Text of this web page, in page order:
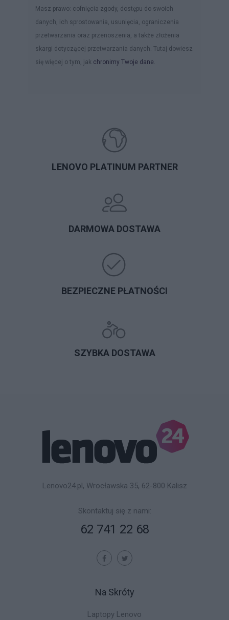
Masz prawo: cofnięcia zgody, dostępu do swoich
danych, ich sprostowania, usunięcia, ograniczenia
przetwarzania oraz przenoszenia, a także złożenia
skargi dotyczącej przetwarzania danych. Tutaj dowiesz
się więcej o tym, jak chronimy Twoje dane.
LENOVO PLATINUM PARTNER
DARMOWA DOSTAWA
BEZPIECZNE PŁATNOŚCI
SZYBKA DOSTAWA
Lenovo24.pl, Wrocławska 35, 62-800 Kalisz
Skontaktuj się z nami:
62 741 22 68
Na Skróty
Laptopy Lenovo